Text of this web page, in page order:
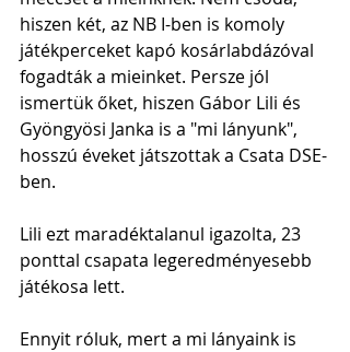
hiszen két, az NB I-ben is komoly
játékperceket kapó kosárlabdázóval
fogadták a mieinket. Persze jól
ismertük őket, hiszen Gábor Lili és
Gyöngyösi Janka is a "mi lányunk",
hosszú éveket játszottak a Csata DSE-
ben.
Lili ezt maradéktalanul igazolta, 23
ponttal csapata legeredményesebb
játékosa lett.
Ennyit róluk, mert a mi lányaink is